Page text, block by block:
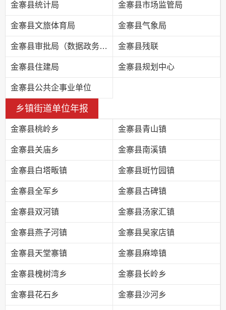
金寨县统计局 金寨县市场监管局
金寨县文旅体育局 金寨县气象局
金寨县审批局（数据政务局） 金寨县残联
金寨县住建局 金寨县规划中心
金寨县公共企事业单位
乡镇街道单位年报
金寨县桃岭乡 金寨县青山镇
金寨县关庙乡 金寨县南溪镇
金寨县白塔畈镇 金寨县斑竹园镇
金寨县全军乡 金寨县古碑镇
金寨县双河镇 金寨县汤家汇镇
金寨县燕子河镇 金寨县吴家店镇
金寨县天堂寨镇 金寨县麻埠镇
金寨县槐树湾乡 金寨县长岭乡
金寨县花石乡 金寨县沙河乡